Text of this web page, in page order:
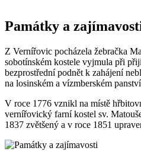
Památky a
Z Vernířovic pocházela žebračka
sobotínském kostele vyjmula při
bezprostřední podnět k zahájení
na losinském a vízmberském
V roce 1776 vznikl na místě
vernířovický farní kostel sv.
1837 zvětšený a v roce 1851